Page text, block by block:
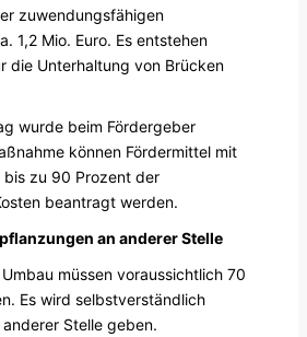
zuwendungsfähigen
1,2 Mio. Euro. Es entstehen
die Unterhaltung von Brücken
wurde beim Fördergeber
können Fördermittel mit
bis zu 90 Prozent der
beantragt werden.
an anderer Stelle
müssen voraussichtlich 70
Es wird selbstverständlich
Stelle geben.